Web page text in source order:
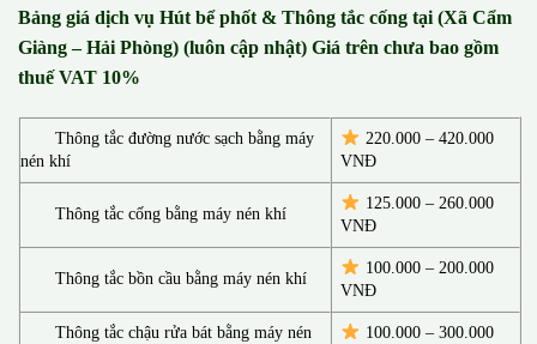
Bảng giá dịch vụ Hút bể phốt & Thông tắc cống tại (Xã Cẩm
Giàng – Hải Phòng) (luôn cập nhật) Giá trên chưa bao gồm
thuế VAT 10%
Thông tắc đường nước sạch bằng máy
nén khí
220.000 – 420.000
VNĐ
Thông tắc cống bằng máy nén khí
125.000 – 260.000
VNĐ
Thông tắc bồn cầu bằng máy nén khí
100.000 – 200.000
VNĐ
Thông tắc chậu rửa bát bằng máy nén
100.000 – 300.000